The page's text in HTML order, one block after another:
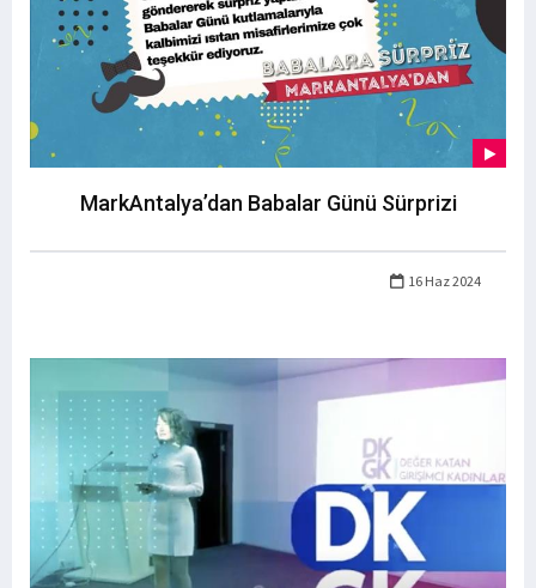
MarkAntalya’dan Babalar Günü Sürprizi
16 Haz 2024